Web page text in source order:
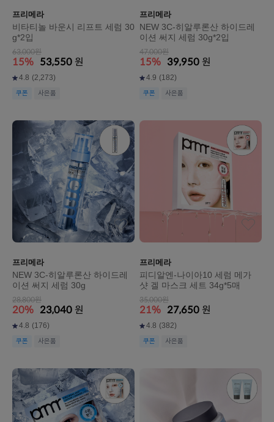
프리메라
비타티놀 바운시 리프트 세럼 30
g*2입
63,000원
15% 53,550 원
4.8 (2,273)
쿠폰 사은품
프리메라
NEW 3C-히알루론산 하이드레
이션 써지 세럼 30g*2입
47,000원
15% 39,950 원
4.9 (182)
쿠폰 사은품
프리메라
NEW 3C-히알루론산 하이드레
이션 써지 세럼 30g
28,800원
20% 23,040 원
4.8 (176)
쿠폰 사은품
프리메라
피디알엔-나이아10 세럼 메가
샷 겔 마스크 세트 34g*5매
35,000원
21% 27,650 원
4.8 (382)
쿠폰 사은품